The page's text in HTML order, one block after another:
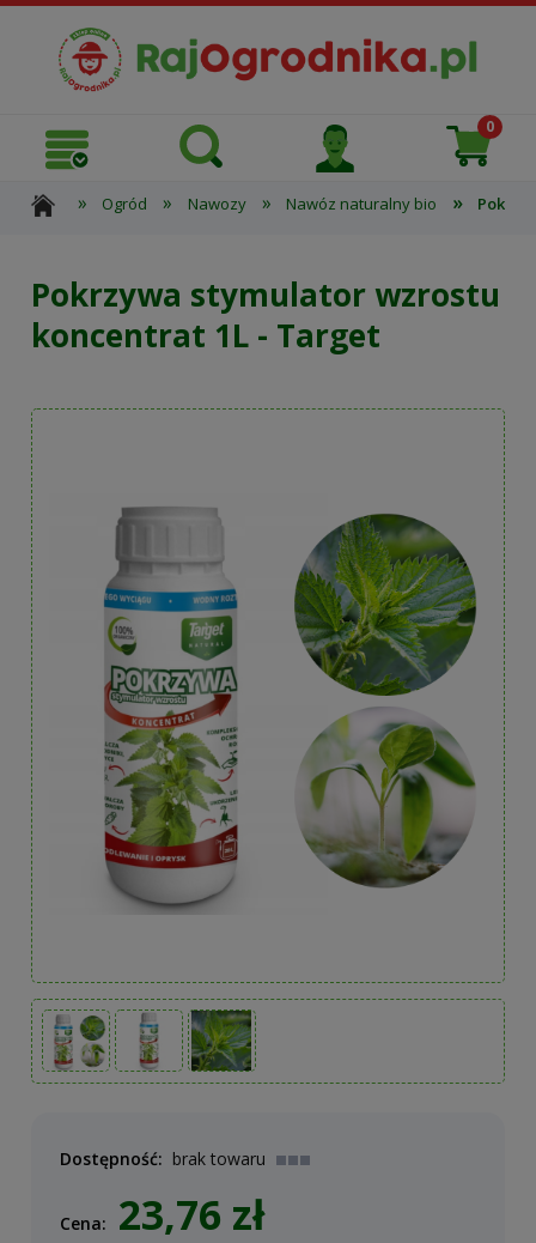
» Ogród » Nawozy » Nawóz naturalny bio »
Pokrzywa stymulator wzrostu
koncentrat 1L - Target
Dostępność: brak towaru
Cena: 23,76 zł